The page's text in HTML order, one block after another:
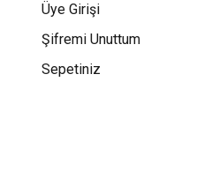
Üye Girişi
Şifremi Unuttum
Sepetiniz